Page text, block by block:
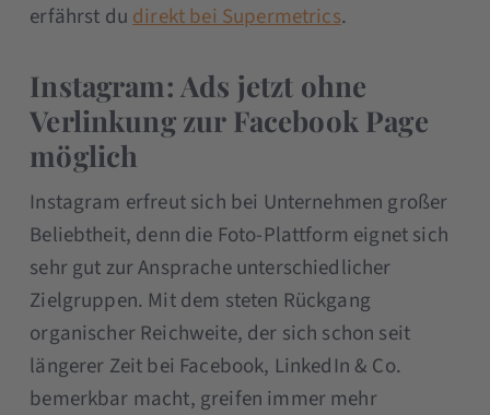
erfährst dudirekt bei Supermetrics.
Instagram: Ads jetzt ohne
Verlinkung zur Facebook Page
möglich
Instagram erfreut sich bei Unternehmen großer
Beliebtheit, denn die Foto-Plattform eignet sich
sehr gut zur Ansprache unterschiedlicher
Zielgruppen. Mit dem steten Rückgang
organischer Reichweite, der sich schon seit
längerer Zeit bei Facebook, LinkedIn & Co.
bemerkbar macht, greifen immer mehr